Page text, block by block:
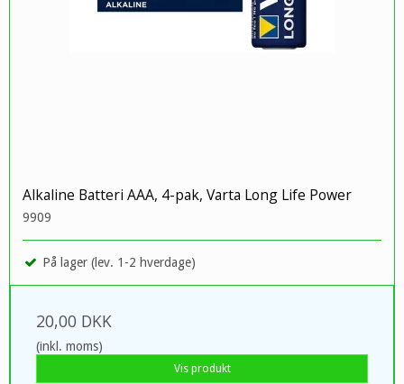
Alkaline Batteri AAA, 4-pak, Varta Long Life Power
9909
På lager (lev. 1-2 hverdage)
20,00 DKK
(inkl. moms)
Vis produkt